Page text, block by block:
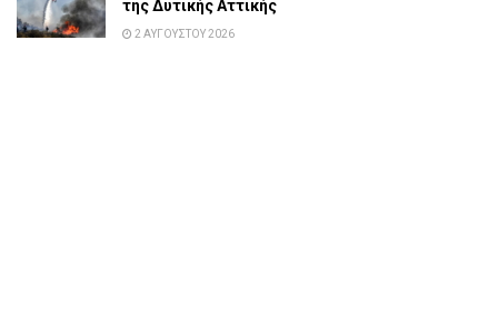
της Δυτικής Αττικής
2 ΑΥΓΟΎΣΤΟΥ 2026